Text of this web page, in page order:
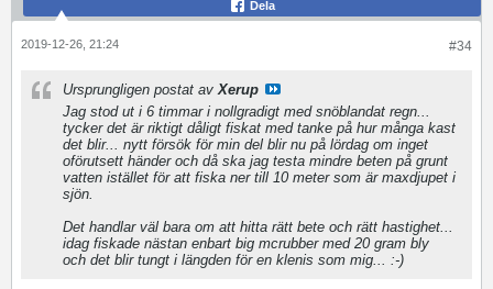
Dela
#34
2019-12-26, 21:24
Ursprungligen postat avXerup
Jag stod ut i 6 timmar i nollgradigt med snöblandat regn...
tycker det är riktigt dåligt fiskat med tanke på hur många kast
det blir... nytt försök för min del blir nu på lördag om inget
oförutsett händer och då ska jag testa mindre beten på grunt
vatten istället för att fiska ner till 10 meter som är maxdjupet i
sjön.
Det handlar väl bara om att hitta rätt bete och rätt hastighet...
idag fiskade nästan enbart big mcrubber med 20 gram bly
och det blir tungt i längden för en klenis som mig... :-)